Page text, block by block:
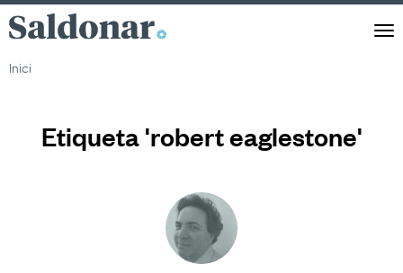
Saldonar
Inici
Etiqueta 'robert eaglestone'